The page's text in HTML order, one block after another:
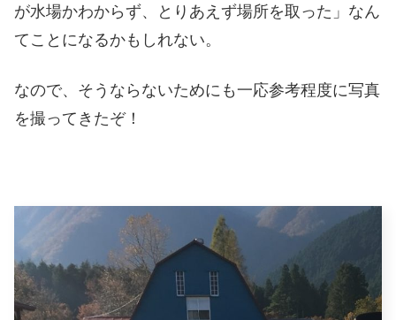
が水場かわからず、とりあえず場所を取った」なん
てことになるかもしれない。
なので、そうならないためにも一応参考程度に写真
を撮ってきたぞ！